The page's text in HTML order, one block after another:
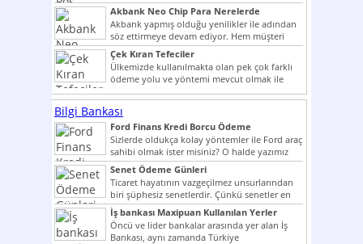
Akbank Neo Chip Para Nerelerde
Kullanılır?
Akbank yapmış olduğu yenilikler ile adından
söz ettirmeye devam ediyor. Hem müşteri
potansiyelini arttırmak hem...
Çek Kıran Tefeciler
Ülkemizde kullanılmakta olan pek çok farklı
ödeme yolu ve yöntemi mevcut olmak ile
Bilgi Bankası
Ford Finans Kredi Borcu Ödeme
Sizlerde oldukça kolay yöntemler ile Ford araç
sahibi olmak ister misiniz? O halde yazımız
ilginizi...
Senet Ödeme Günleri
Ticaret hayatının vazgeçilmez unsurlarından
biri şüphesiz senetlerdir. Çünkü senetler en
çok kullanılan ödeme araçlarıdır. Taksitler...
İş bankası Maxipuan Kullanılan Yerler
Öncü ve lider bankalar arasında yer alan İş
Bankası, aynı zamanda Türkiye